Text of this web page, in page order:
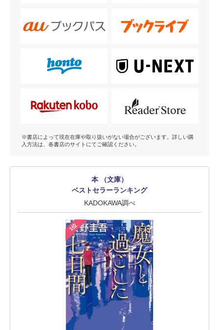
※書店によって現在在庫や取り扱いがない場合がございます。詳しい購
入方法は、各書店のサイトにてご確認ください。
本 （文庫）
ベストセラーランキング
KADOKAWA調べ
1位